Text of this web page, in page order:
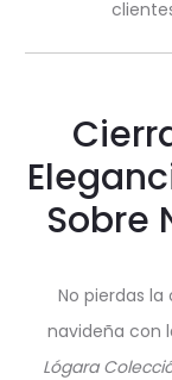
Sobre
No pierdas
navideña con
Lógara